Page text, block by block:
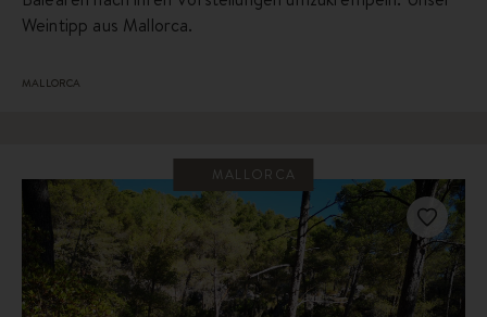
Weintipp aus Mallorca.
MALLORCA
MALLORCA